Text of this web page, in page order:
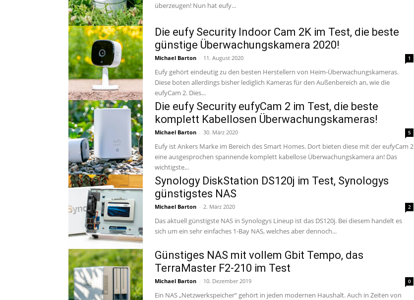
überzeugen! Nun hat eufy...
Die eufy Security Indoor Cam 2K im Test, die beste
günstige Überwachungskamera 2020!
Michael Barton - 11. August 2020 1
Eufy gehört eindeutig zu den besten Herstellern von Heim-Überwachungskameras.
Diese boten allerdings bisher lediglich Kameras für den Außenbereich an, wie die
eufyCam 2. Dies...
Die eufy Security eufyCam 2 im Test, die beste
komplett Kabellosen Überwachungskameras!
Michael Barton - 30. März 2020 5
Eufy ist Ankers Marke im Bereich des Smart Homes. Dort bieten diese mit der eufyCam 2
eine ausgesprochen spannende komplett kabellose Überwachungskamera an! Das
wichtigste...
Synology DiskStation DS120j im Test, Synologys
günstigstes NAS
Michael Barton - 2. März 2020 2
Das aktuell günstigste NAS in Synologys Lineup ist das DS120j. Bei diesem handelt es
sich um ein sehr einfaches 1-Bay NAS, welches aber dennoch...
Günstiges NAS mit vollem Gbit Tempo, das
TerraMaster F2-210 im Test
Michael Barton - 10. Dezember 2019 0
Ein NAS „Netzwerkspeicher“ gehört in jeden modernen Haushalt. Auch in Zeiten von